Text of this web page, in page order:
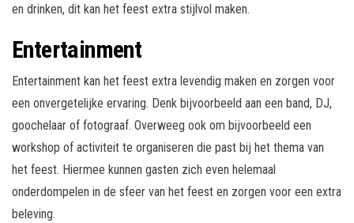
en drinken, dit kan het feest extra stijlvol maken.
Entertainment
Entertainment kan het feest extra levendig maken en zorgen voor
een onvergetelijke ervaring. Denk bijvoorbeeld aan een band, DJ,
goochelaar of fotograaf. Overweeg ook om bijvoorbeeld een
workshop of activiteit te organiseren die past bij het thema van
het feest. Hiermee kunnen gasten zich even helemaal
onderdompelen in de sfeer van het feest en zorgen voor een extra
beleving.